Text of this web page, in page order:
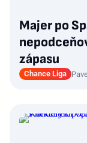
Majer po
zápasu
Chance Liga